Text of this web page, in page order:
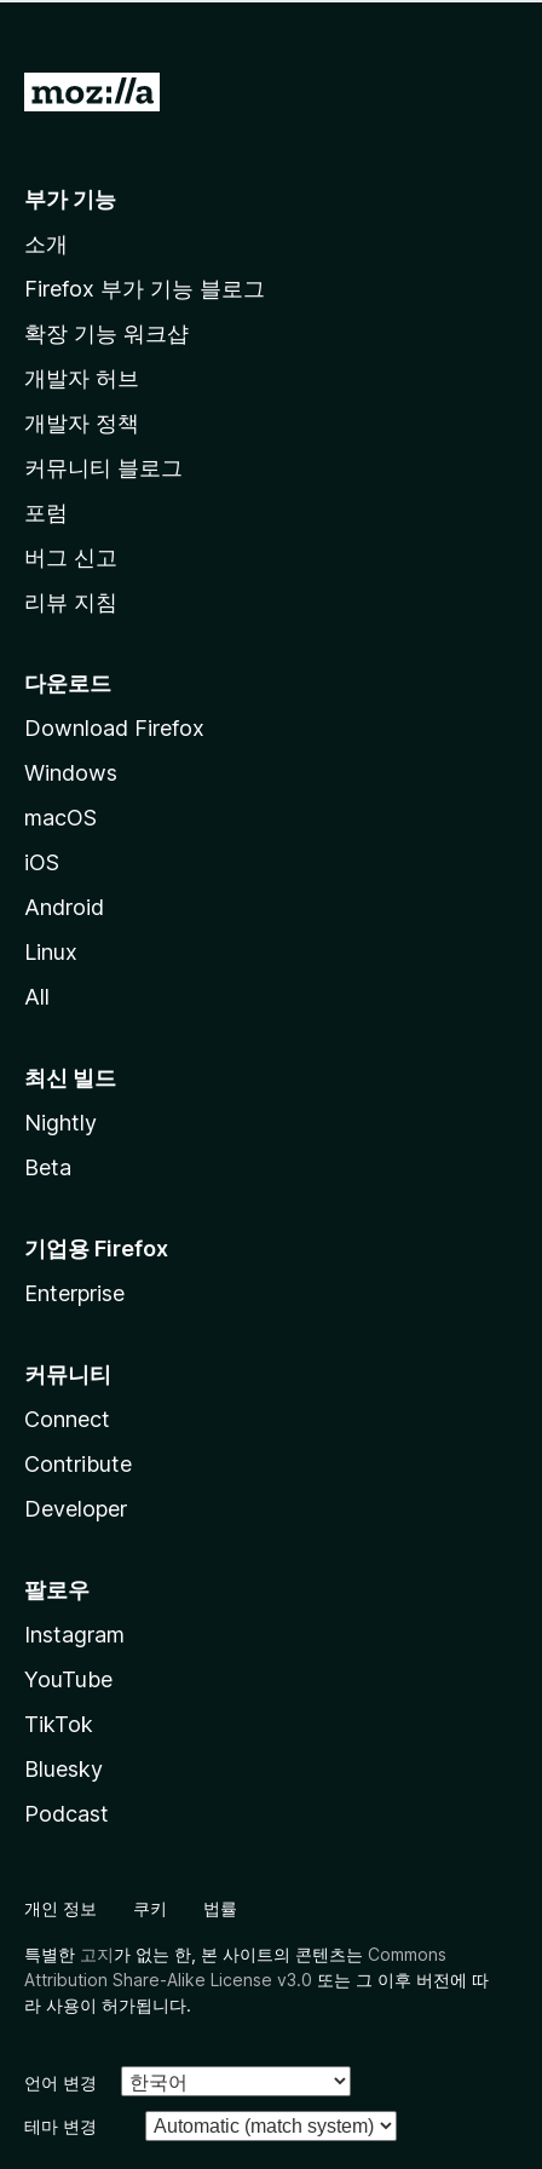
점
습
니
M
l
a
페
이
지
이
동
부가 기능
소개
Firefox 부가 기능 블로그
확장 기능 워크샵
개발자 허브
개발자 정책
커뮤니티 블로그
포럼
버그 신고
리뷰 지침
다운로드
Download Firefox
Windows
macOS
iOS
Android
Linux
All
최신 빌드
Nightly
Beta
기업용 Firefox
Enterprise
커뮤니티
Connect
Contribute
Developer
팔로우
Instagram
YouTube
TikTok
Bluesky
Podcast
개인 정보 쿠키 법률
특별한 고지가 없는 한, 본 사이트의 콘텐츠는 Commons
Attribution Share-Alike License v3.0 또는 그 이후 버전에 따
라 사용이 허가됩니다.
언어 변경
테마 변경